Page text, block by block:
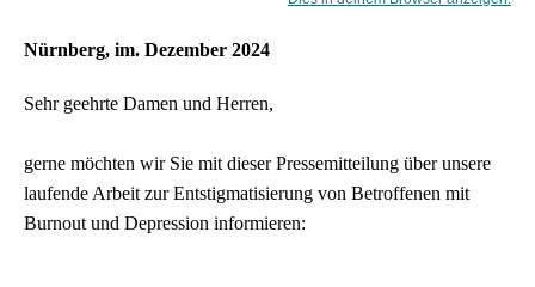
Nürnberg, im. Dezember 2024
Sehr geehrte Damen und Herren,
gerne möchten wir Sie mit dieser Pressemitteilung über unsere
laufende Arbeit zur Entstigmatisierung von Betroffenen mit
Burnout und Depression informieren: